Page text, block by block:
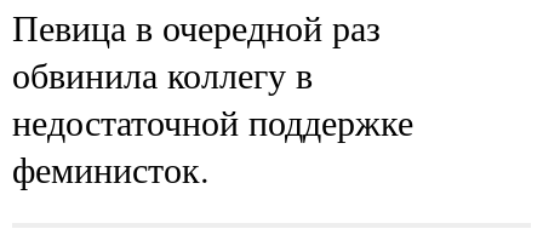
Певица в очередной раз
обвинила коллегу в
недостаточной поддержке
феминисток.